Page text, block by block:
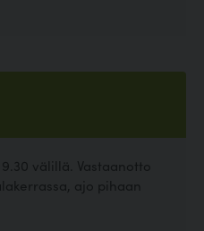
välillä. Vastaanotto
ajo pihaan